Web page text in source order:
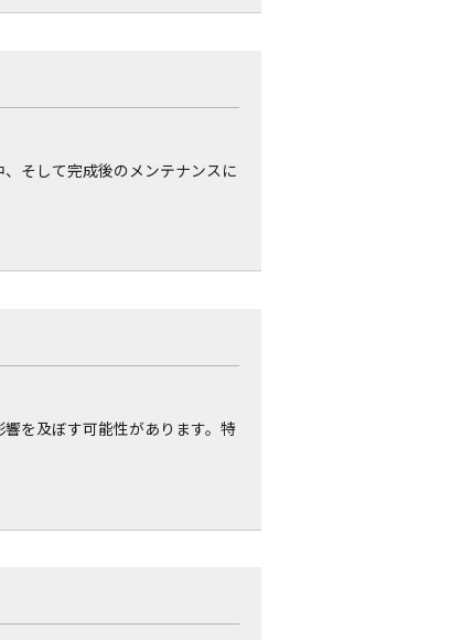
そして完成後のメンテナンスに
を及ぼす可能性があります。特